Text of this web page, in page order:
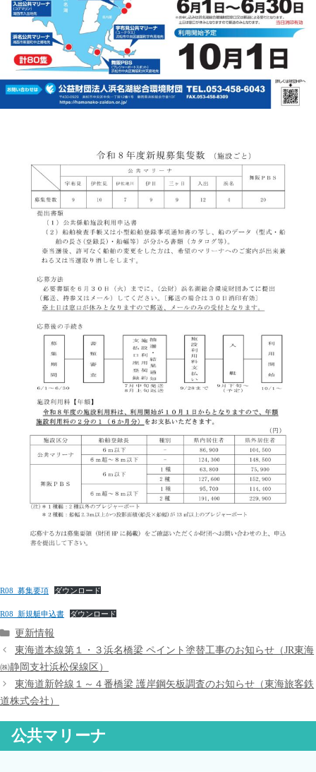
R08_募集要項 ダウンロード
R08_新規艇申込書 ダウンロード
カ
テ
リ
ー
更新情報
東海道本線第１・３浜名橋梁 ペイント塗替工事のお知らせ（JR東海
㈱静岡支社浜松保線区）
東海道新幹線１～４番橋梁 護岸鋼矢板調査のお知らせ（東海旅客鉄
道株式会社）
公共マリーナ